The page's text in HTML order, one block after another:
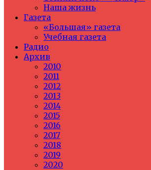
Наша жизнь
Газета
«Большая» газета
Учебная газета
Радио
Архив
2010
2011
2012
2013
2014
2015
2016
2017
2018
2019
2020